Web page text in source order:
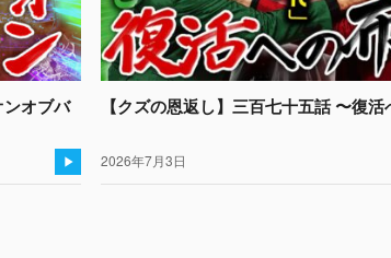
ンオブバ
【クズの恩返し】三百七十五話 〜復
2026年7月3日